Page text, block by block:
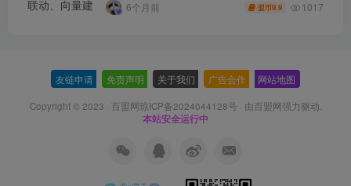
6个月前 盟币9.9 1017
友链申请 免责声明 关于我们 广告合作 网站地图
Copyright © 2023 · 百盟网琼ICP备2024044128号 · 由百盟网强力驱动.
本站安全运行中